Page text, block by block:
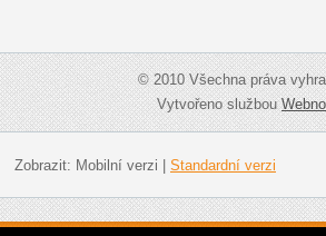
© 2010 Všechna práva
Vytvořeno službou
Zobrazit: Mobilní verzi Standardní verzi